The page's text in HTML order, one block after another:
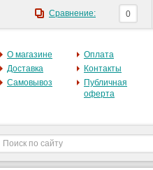
О магазине
Доставка
Самовывоз
Оплата
Контакты
Публичная
оферта
Сравнение: 0